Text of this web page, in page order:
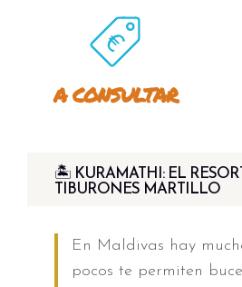
A CONSULTAR
🏝️ KURAMATHI: EL
TIBURONES MARTILLO
En Maldivas hay
pocos te permiten